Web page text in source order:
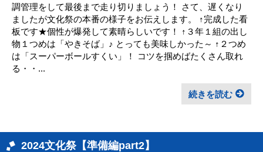
調管理をして最後まで走り切りましょう！ さて、遅くなり
ましたが文化祭の本番の様子をお伝えします。 ↑完成した看
板です★個性が爆発して素晴らしいです！ ↑３年１組の出し
物１つめは「やきそば」♪ とっても美味しかった～ ↑２つめ
は「スーパーボールすくい」！ コツを掴めばたくさん取れ
る・・...
続きを読む
2024文化祭【準備編part2】